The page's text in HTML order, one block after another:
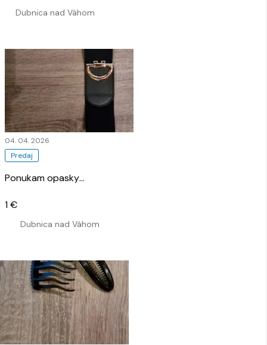
Dubnica nad Váhom
Predaj
04. 04. 2026
Ponukam opasky…
Dubnica nad Váhom
1 €